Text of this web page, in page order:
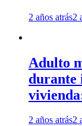
2 años atrás2
Adulto
durante
2 años atrás2